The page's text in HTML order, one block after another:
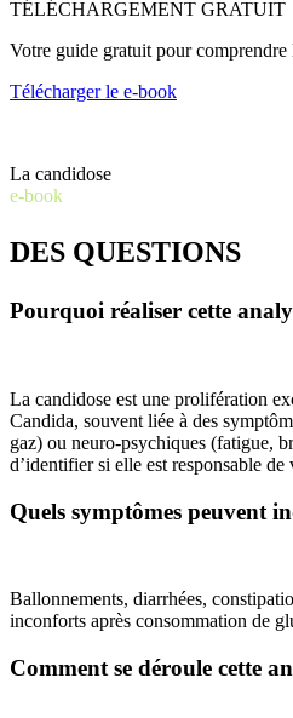
TÉLÉCHARGEMENT GRATUIT
Votre guide gratuit pour comprendre
Télécharger le e-book
La candidose
e-book
DES QUESTIONS
Pourquoi réaliser cette
La candidose est une prolifération
Candida, souvent liée à des
gaz) ou neuro-psychiques (fatigue,
d’identifier si elle est responsable
Quels symptômes peuvent
Ballonnements, diarrhées,
inconforts après consommation de
Comment se déroule cette